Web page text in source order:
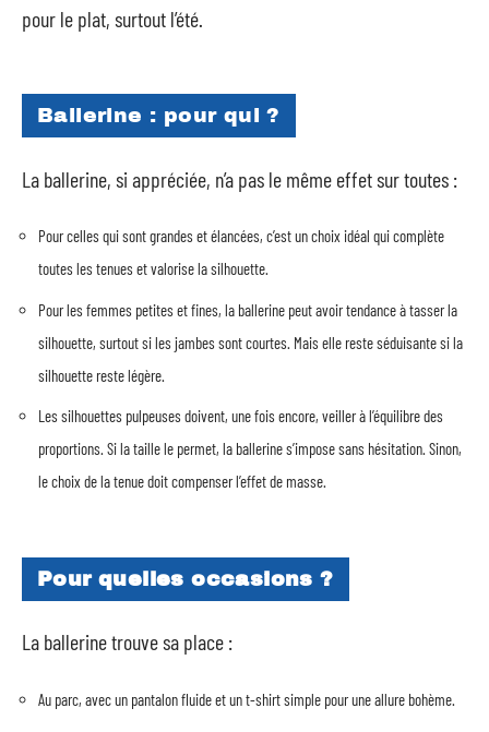
pour le plat, surtout l’été.
Ballerine : pour qui ?
La ballerine, si appréciée, n’a pas le même effet sur toutes :
Pour celles qui sont grandes et élancées, c’est un choix idéal qui complète
toutes les tenues et valorise la silhouette.
Pour les femmes petites et fines, la ballerine peut avoir tendance à tasser la
silhouette, surtout si les jambes sont courtes. Mais elle reste séduisante si la
silhouette reste légère.
Les silhouettes pulpeuses doivent, une fois encore, veiller à l’équilibre des
proportions. Si la taille le permet, la ballerine s’impose sans hésitation. Sinon,
le choix de la tenue doit compenser l’effet de masse.
Pour quelles occasions ?
La ballerine trouve sa place :
Au parc, avec un pantalon fluide et un t-shirt simple pour une allure bohème.